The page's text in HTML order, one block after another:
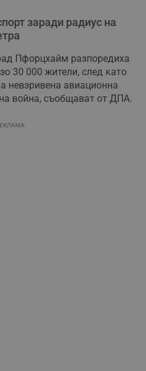
заради радиус на
Пфорцхайм разпоредиха
30 000 жители, след като
невзривена авиационна
война, съобщават от ДПА.